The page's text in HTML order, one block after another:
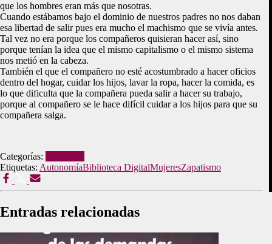
que los hombres eran más que nosotras.
Cuando estábamos bajo el dominio de nuestros padres no nos daban
esa libertad de salir pues era mucho el machismo que se vivía antes.
Tal vez no era porque los compañeros quisieran hacer así, sino
porque tenían la idea que el mismo capitalismo o el mismo sistema
nos metió en la cabeza.
También el que el compañero no esté acostumbrado a hacer oficios
dentro del hogar, cuidar los hijos, lavar la ropa, hacer la comida, es
lo que dificulta que la compañera pueda salir a hacer su trabajo,
porque al compañero se le hace difícil cuidar a los hijos para que su
compañera salga.
Categorías:
Etiquetas: AutonomíaBiblioteca DigitalMujeresZapatismo
Entradas relacionadas